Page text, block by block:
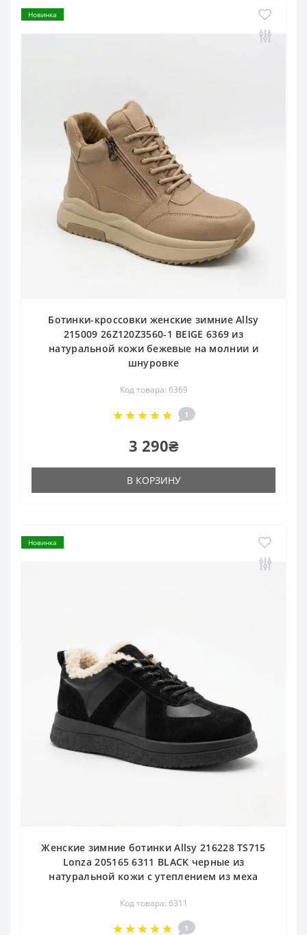
Новинка
Ботинки-кроссовки женские зимние Allsy
215009 26Z120Z3560-1 BEIGE 6369 из
натуральной кожи бежевые на молнии и
шнуровке
Код товара: 6369
1
3 290₴
В КОРЗИНУ
Новинка
Женские зимние ботинки Allsy 216228 TS715
Lonza 205165 6311 BLACK черные из
натуральной кожи с утеплением из меха
Код товара: 6311
1